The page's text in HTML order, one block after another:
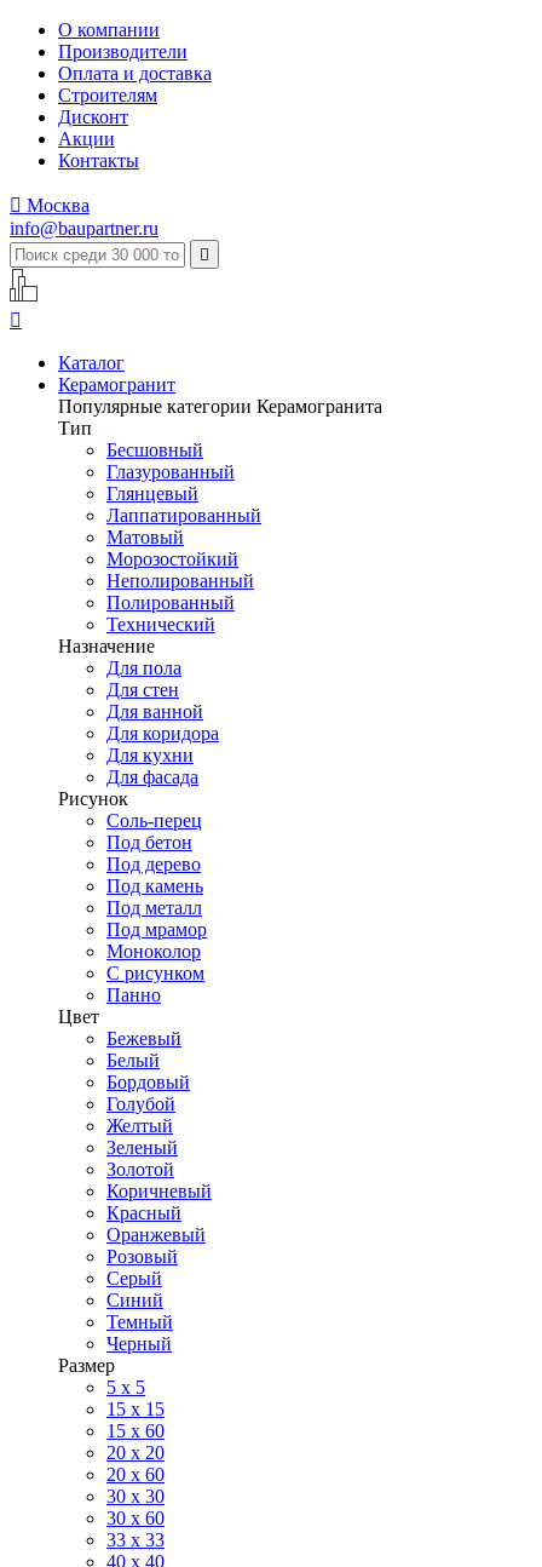
О компании
Производители
Оплата и доставка
Строителям
Дисконт
Акции
Контакты
 Москва
info@baupartner.ru


Каталог
Керамогранит
Популярные категории Керамогранита
Тип
Бесшовный
Глазурованный
Глянцевый
Лаппатированный
Матовый
Морозостойкий
Неполированный
Полированный
Технический
Назначение
Для пола
Для стен
Для ванной
Для коридора
Для кухни
Для фасада
Рисунок
Соль-перец
Под бетон
Под дерево
Под камень
Под металл
Под мрамор
Моноколор
С рисунком
Панно
Цвет
Бежевый
Белый
Бордовый
Голубой
Желтый
Зеленый
Золотой
Коричневый
Красный
Оранжевый
Розовый
Серый
Синий
Темный
Черный
Размер
5 x 5
15 x 15
15 x 60
20 х 20
20 x 60
30 х 30
30 x 60
33 x 33
40 х 40